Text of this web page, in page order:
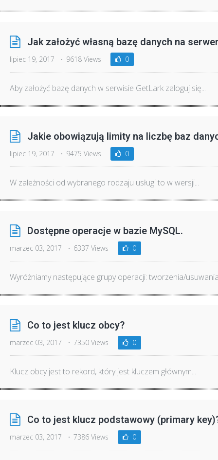
Jak założyć własną bazę danych na
lipiec 19, 2017 9618 Views 0
Aby założyć bazę danych w serwisie GetLark zaloguj się...
Jakie obowiązują limity na liczbę baz
lipiec 19, 2017 9475 Views 0
W zależności od wybranego rodzaju usługi to w wersji...
Dostępne operacje w bazie MySQL.
marzec 03, 2017 6337 Views 0
Wyróżniamy następujące grupy operacji: tworzenia/
Co to jest klucz obcy?
marzec 03, 2017 7350 Views 0
Klucz obcy jest to rekord, który jest kluczem głównym...
Co to jest klucz podstawowy (primary
marzec 03, 2017 7386 Views 0